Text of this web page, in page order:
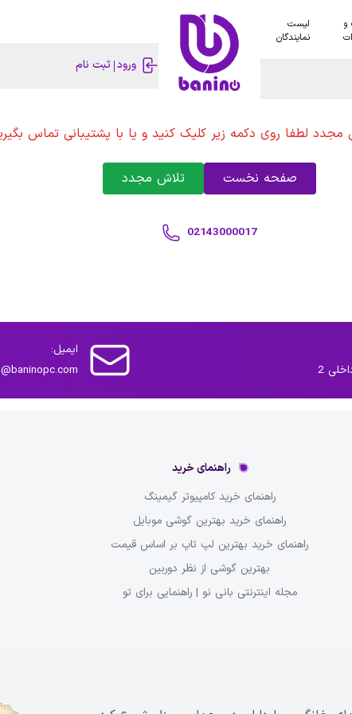
و
لیست
نمایندگان
ورود ثبت نام
لطفا روی دکمه زیر کلیک کنید و یا با پشتیبانی تماس
صفحه نخست تلاش مجدد
02143000017
ایمیل:
راهنمای خرید
راهنمای خرید کامپیوتر گیمینگ
راهنمای خرید بهترین گوشی موبایل
راهنمای خرید بهترین لپ تاپ بر اساس قیمت
بهترین گوشی از نظر دوربین
مجله اینترنتی بانی نو | راهنمایی برای تو